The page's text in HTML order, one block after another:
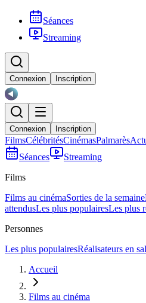
Séances
Streaming
Connexion Inscription
Connexion Inscription
FilmsCélébritésCinémasPalmarès
Séances
Streaming
Films
Films au cinémaSorties de la semaine
attendusLes plus populairesLes plus
Personnes
Les plus populairesRéalisateurs en
Accueil
Films au cinéma